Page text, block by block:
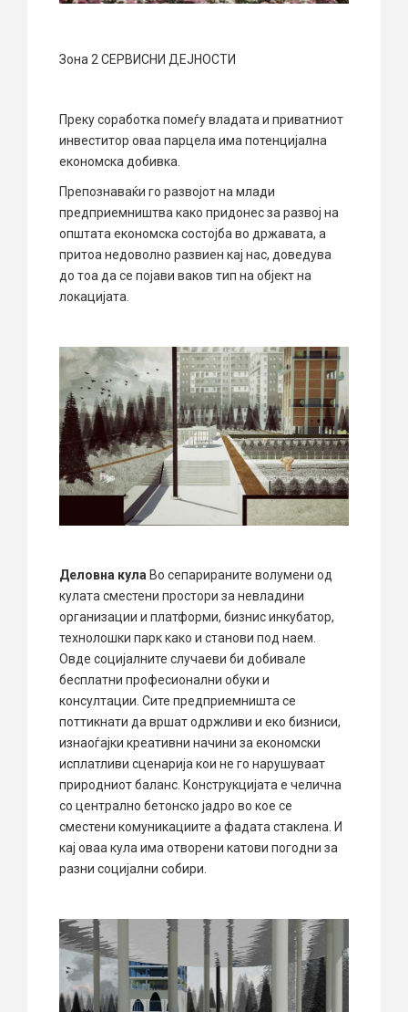
Зона 2 СЕРВИСНИ ДЕЈНОСТИ
Преку соработка помеѓу владата и приватниот
инвеститор оваа парцела има потенцијална
економска добивка.
Препознаваќи го развојот на млади
предприемништва како придонес за развој на
општата економска состојба во државата, а
притоа недоволно развиен кај нас, доведува
до тоа да се појави ваков тип на објект на
локацијата.
Деловна кула Во сепарираните волумени од
кулата сместени простори за невладини
организации и платформи, бизнис инкубатор,
технолошки парк како и станови под наем.
Овде социјалните случаеви би добивале
бесплатни професионални обуки и
консултации. Сите предприемништа се
поттикнати да вршат одржливи и еко бизниси,
изнаоѓајки креативни начини за економски
исплатливи сценарија кои не го нарушуваат
природниот баланс. Конструкцијата е челична
со централно бетонско јадро во кое се
сместени комуникациите а фадата стаклена. И
кај оваа кула има отворени катови погодни за
разни социјални собири.